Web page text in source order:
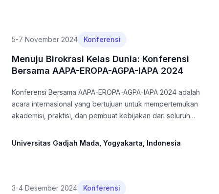
5-7 November 2024 Konferensi
Menuju Birokrasi Kelas Dunia: Konferensi
Bersama AAPA-EROPA-AGPA-IAPA 2024
Konferensi Bersama AAPA-EROPA-AGPA-IAPA 2024 adalah
acara internasional yang bertujuan untuk mempertemukan
akademisi, praktisi, dan pembuat kebijakan dari seluruh
Universitas Gadjah Mada, Yogyakarta, Indonesia
3-4 Desember 2024 Konferensi